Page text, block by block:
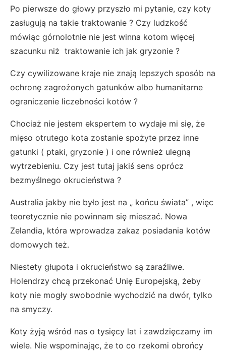
Po pierwsze do głowy przyszło mi pytanie, czy koty
zasługują na takie traktowanie ? Czy ludzkość
mówiąc górnolotnie nie jest winna kotom więcej
szacunku niż traktowanie ich jak gryzonie ?
Czy cywilizowane kraje nie znają lepszych sposób na
ochronę zagrożonych gatunków albo humanitarne
ograniczenie liczebności kotów ?
Chociaż nie jestem ekspertem to wydaje mi się, że
mięso otrutego kota zostanie spożyte przez inne
gatunki ( ptaki, gryzonie ) i one również ulegną
wytrzebieniu. Czy jest tutaj jakiś sens oprócz
bezmyślnego okrucieństwa ?
Australia jakby nie było jest na „ końcu świata” , więc
teoretycznie nie powinnam się mieszać. Nowa
Zelandia, która wprowadza zakaz posiadania kotów
domowych też.
Niestety głupota i okrucieństwo są zaraźliwe.
Holendrzy chcą przekonać Unię Europejską, żeby
koty nie mogły swobodnie wychodzić na dwór, tylko
na smyczy.
Koty żyją wśród nas o tysięcy lat i zawdzięczamy im
wiele. Nie wspominając, że to co rzekomi obrońcy